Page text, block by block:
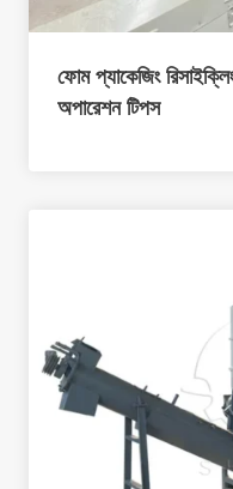
ফোম প্যাকেজিং
অপারেশন টিপস